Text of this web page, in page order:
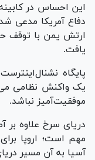
این احساس در
دفاع آمریکا مدعی
ارتش یمن با توقف
یافت.
پایگاه
یک واکنش نظامی
موفقیت‌آمیز نباشد.
دریای سرخ علاوه بر
آسیا به آن مسیر